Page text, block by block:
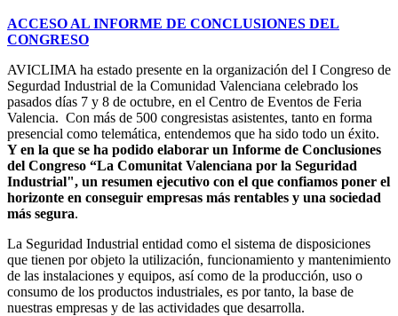
ACCESO AL INFORME DE CONCLUSIONES DEL
CONGRESO
AVICLIMA ha estado presente en la organización del I Congreso de
Segurdad Industrial de la Comunidad Valenciana celebrado los
pasados días 7 y 8 de octubre, en el Centro de Eventos de Feria
Valencia. Con más de 500 congresistas asistentes, tanto en forma
presencial como telemática, entendemos que ha sido todo un éxito.
Y en la que se ha podido elaborar un Informe de Conclusiones
del Congreso “La Comunitat Valenciana por la Seguridad
Industrial", un resumen ejecutivo con el que confiamos poner el
horizonte en conseguir empresas más rentables y una sociedad
más segura.
La Seguridad Industrial entidad como el sistema de disposiciones
que tienen por objeto la utilización, funcionamiento y mantenimiento
de las instalaciones y equipos, así como de la producción, uso o
consumo de los productos industriales, es por tanto, la base de
nuestras empresas y de las actividades que desarrolla.